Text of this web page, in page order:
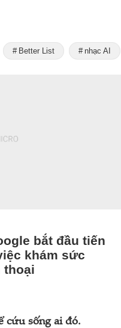
Better List nhạc AI
bắt đầu tiến
khám sức
thoại
cứu sống ai đó.